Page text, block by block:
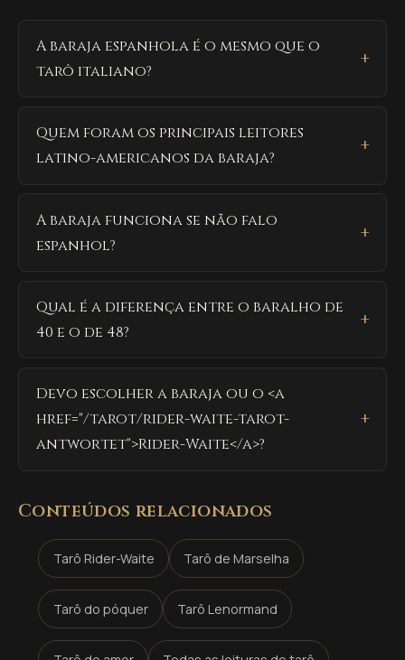
A baraja espanhola é o mesmo que o
tarô italiano?
Quem foram os principais leitores
latino-americanos da baraja?
A baraja funciona se não falo
espanhol?
Qual é a diferença entre o baralho de
40 e o de 48?
Devo escolher a baraja ou o <a
href="/tarot/rider-waite-tarot-
antwortet">Rider-Waite</a>?
Conteúdos relacionados
Tarô Rider-Waite Tarô de Marselha
Tarô do póquer Tarô Lenormand